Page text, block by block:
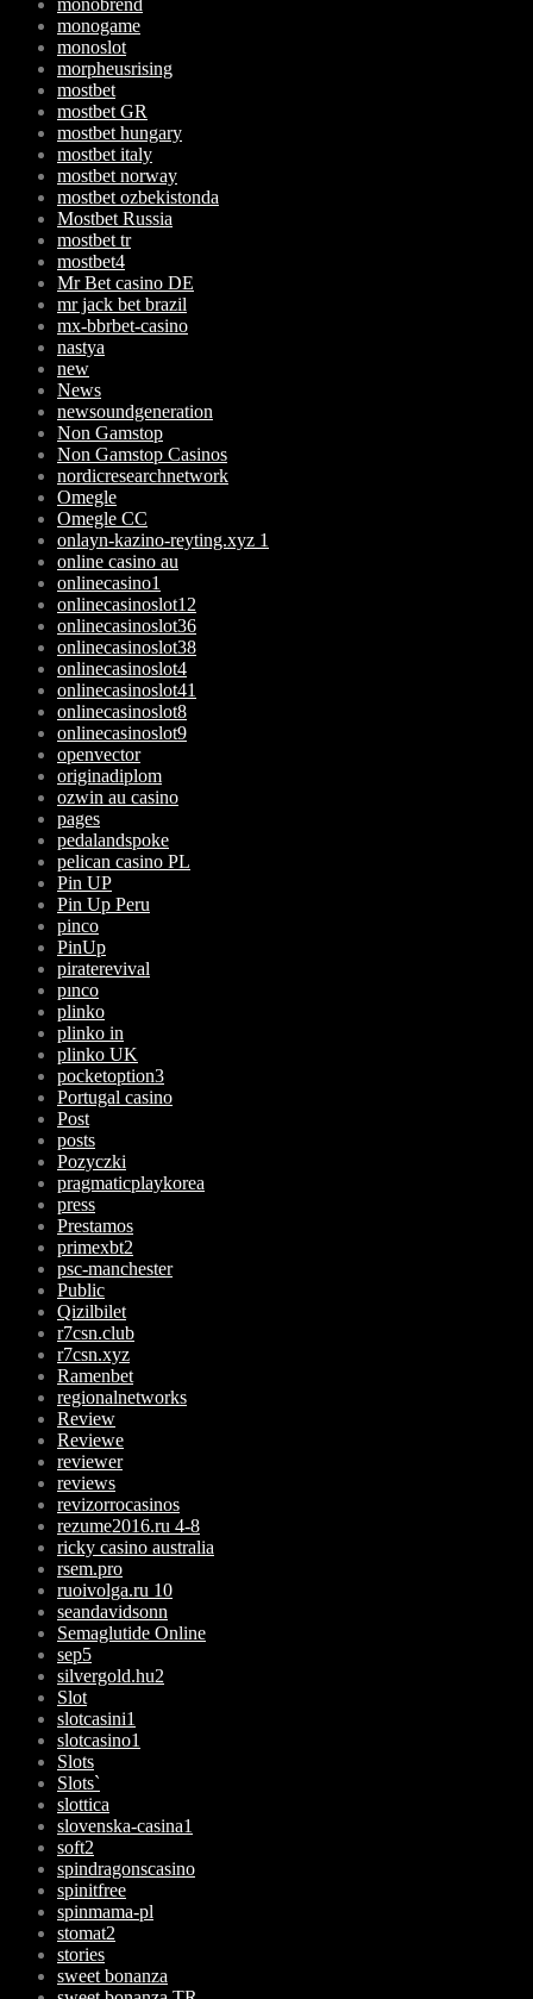
monogame
monoslot
morpheusrising
mostbet
mostbet GR
mostbet hungary
mostbet italy
mostbet norway
mostbet ozbekistonda
Mostbet Russia
mostbet tr
mostbet4
Mr Bet casino DE
mr jack bet brazil
mx-bbrbet-casino
nastya
new
News
newsoundgeneration
Non Gamstop
Non Gamstop Casinos
nordicresearchnetwork
Omegle
Omegle CC
onlayn-kazino-reyting.xyz 1
online casino au
onlinecasino1
onlinecasinoslot12
onlinecasinoslot36
onlinecasinoslot38
onlinecasinoslot4
onlinecasinoslot41
onlinecasinoslot8
onlinecasinoslot9
openvector
originadiplom
ozwin au casino
pages
pedalandspoke
pelican casino PL
Pin UP
Pin Up Peru
pinco
PinUp
piraterevival
pınco
plinko
plinko in
plinko UK
pocketoption3
Portugal casino
Post
posts
Pozyczki
pragmaticplaykorea
press
Prestamos
primexbt2
psc-manchester
Public
Qizilbilet
r7csn.club
r7csn.xyz
Ramenbet
regionalnetworks
Review
Reviewe
reviewer
reviews
revizorrocasinos
rezume2016.ru 4-8
ricky casino australia
rsem.pro
ruoivolga.ru 10
seandavidsonn
Semaglutide Online
sep5
silvergold.hu2
Slot
slotcasini1
slotcasino1
Slots
Slots`
slottica
slovenska-casina1
soft2
spindragonscasino
spinitfree
spinmama-pl
stomat2
stories
sweet bonanza